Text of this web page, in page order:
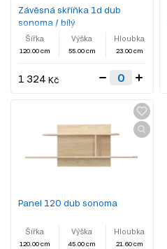
Závěsná skříňka 1d dub
sonoma / bílý
Šířka
120.00 cm
Výška
55.00 cm
Hloubka
23.00 cm
1 324 Kč
Panel 120 dub sonoma
Šířka
120.00 cm
Výška
45.00 cm
Hloubka
21.60 cm